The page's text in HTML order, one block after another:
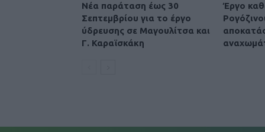
Νέα παράταση έως 30
Σεπτεμβρίου για το έργο
ύδρευσης σε Μαγουλίτσα και
Γ. Καραϊσκάκη
Έργο